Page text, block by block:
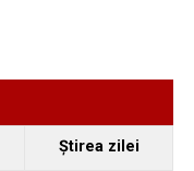
la Teiuș. Familia
pasul pe loc, la
Ştirea zilei